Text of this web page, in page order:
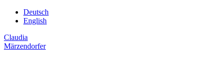
Deutsch
English
Claudia
Märzendorfer